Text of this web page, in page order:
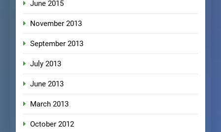
June 2015
November 2013
September 2013
July 2013
June 2013
March 2013
October 2012